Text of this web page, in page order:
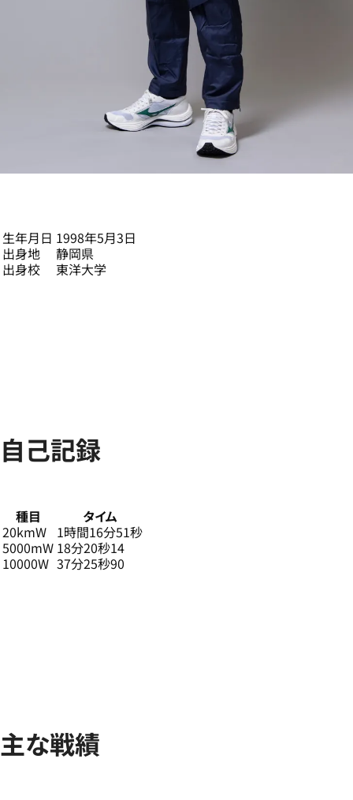
生年月日 1998年5月3日
出身地
静岡県
出身校
東洋大学
自己記録
種目
タイム
20kmW 1時間16分51秒
5000mW 18分20秒14
10000W 37分25秒90
主な戦績